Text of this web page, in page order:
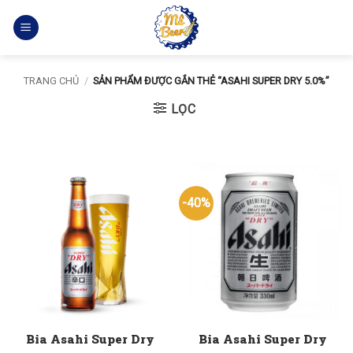
qua
TRANG CHỦ / SẢN PHẨM ĐƯỢC GẮN THẺ “ASAHI SUPER DRY 5.0%”
LỌC
Bia Asahi Super Dry
-40%
Bia Asahi Super Dry